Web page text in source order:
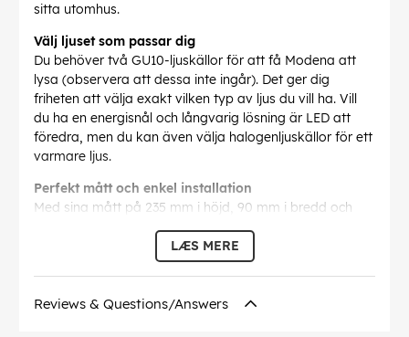
sitta utomhus.
Välj ljuset som passar dig
Du behöver två GU10-ljuskällor för att få Modena att
lysa (observera att dessa inte ingår). Det ger dig
friheten att välja exakt vilken typ av ljus du vill ha. Vill
du ha en energisnål och långvarig lösning är LED att
föredra, men du kan även välja halogenljuskällor för ett
varmare ljus.
Perfekt mått och enkel installation
Med sina mått på 235 mm i höjd, 90 mm i bredd och
145 mm i djup är Modena stor nog att ge bra med ljus
men inte så stor att den tar över. Den är designad för
Skapa en välkomnande stämning
Fasadbelysning Modena Vit 7512-250 från Konstsmide
LÆS MERE
Reviews & Questions/Answers